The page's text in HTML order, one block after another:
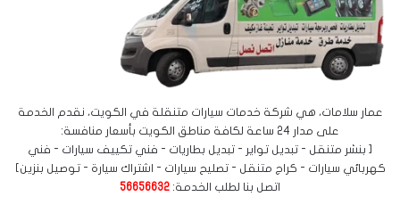
عمار سلامات، هي شركة خدمات سيارات متنقلة في الكويت، نقدم الخدمة
على مدار 24 ساعة لكافة مناطق الكويت بأسعار منافسة:
[ بنشر متنقل - تبديل تواير - تبديل بطاريات - فني تكييف سيارات - فني
كهربائي سيارات - كراج متنقل - تصليح سيارات - اشتراك سيارة - توصيل بنزين]
اتصل بنا لطلب الخدمة: 56656632